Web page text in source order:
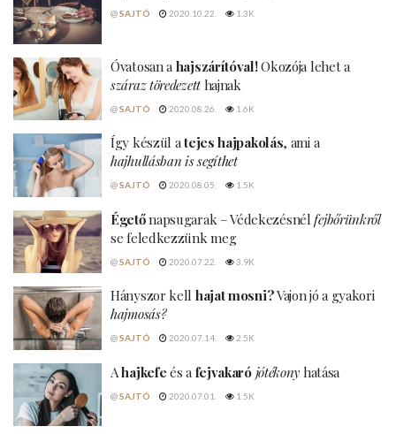
@SAJTÓ 2020.10.22. 1.3K
Óvatosan a hajszárítóval!Okozója lehet a
száraz töredezetthajnak
@SAJTÓ 2020.08.26. 1.6K
Így készül atejes hajpakolás, ami a
hajhullásban is segíthet
@SAJTÓ 2020.08.05. 1.5K
Égetőnapsugarak – Védekezésnélfejbőrünkről
se feledkezzünk meg
@SAJTÓ 2020.07.22. 3.9K
Hányszor kell hajat mosni?Vajon jó a gyakori
hajmosás?
@SAJTÓ 2020.07.14. 2.5K
Ahajkefeés a fejvakaró jótékony hatása
@SAJTÓ 2020.07.01. 1.5K